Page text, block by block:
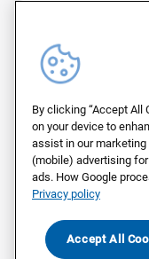
Als
By clicking “Accept All
on your device to
assist in our
(mobile) advertising
ads. How Google
Privacy policy
Accept All